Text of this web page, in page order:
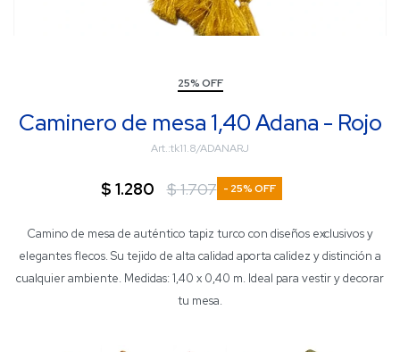
25% OFF
Caminero de mesa 1,40 Adana - Rojo
tk11.8/ADANARJ
$ 1.280 $1.707 25
Camino de mesa de auténtico tapiz turco con diseños exclusivos y
elegantes flecos. Su tejido de alta calidad aporta calidez y distinción a
cualquier ambiente. Medidas: 1,40 x 0,40 m. Ideal para vestir y decorar
tu mesa.